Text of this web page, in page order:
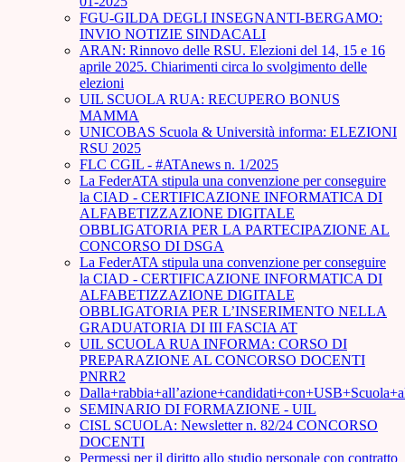
FGU-GILDA DEGLI INSEGNANTI-BERGAMO:
INVIO NOTIZIE SINDACALI
ARAN: Rinnovo delle RSU. Elezioni del 14, 15 e 16
aprile 2025. Chiarimenti circa lo svolgimento delle
elezioni
UIL SCUOLA RUA: RECUPERO BONUS
MAMMA
UNICOBAS Scuola & Università informa: ELEZIONI
RSU 2025
FLC CGIL - #ATAnews n. 1/2025
La FederATA stipula una convenzione per conseguire
la CIAD - CERTIFICAZIONE INFORMATICA DI
ALFABETIZZAZIONE DIGITALE
OBBLIGATORIA PER LA PARTECIPAZIONE AL
CONCORSO DI DSGA
La FederATA stipula una convenzione per conseguire
la CIAD - CERTIFICAZIONE INFORMATICA DI
ALFABETIZZAZIONE DIGITALE
OBBLIGATORIA PER L’INSERIMENTO NELLA
GRADUATORIA DI III FASCIA AT
UIL SCUOLA RUA INFORMA: CORSO DI
PREPARAZIONE AL CONCORSO DOCENTI
PNRR2
SEMINARIO DI FORMAZIONE - UIL
CISL SCUOLA: Newsletter n. 82/24 CONCORSO
DOCENTI
Permessi per il diritto allo studio personale con contratto